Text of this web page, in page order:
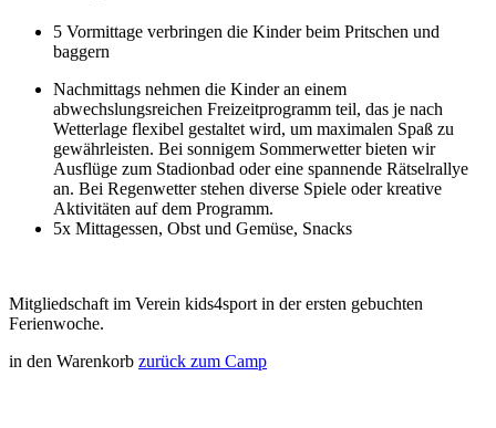
5 Vormittage verbringen die Kinder beim Pritschen und
baggern
Nachmittags nehmen die Kinder an einem
abwechslungsreichen Freizeitprogramm teil, das je nach
Wetterlage flexibel gestaltet wird, um maximalen Spaß zu
gewährleisten. Bei sonnigem Sommerwetter bieten wir
Ausflüge zum Stadionbad oder eine spannende Rätselrallye
an. Bei Regenwetter stehen diverse Spiele oder kreative
Aktivitäten auf dem Programm.
5x Mittagessen, Obst und Gemüse, Snacks
Mitgliedschaft im Verein kids4sport in der ersten gebuchten
Ferienwoche.
in den Warenkorb zurück zum Camp